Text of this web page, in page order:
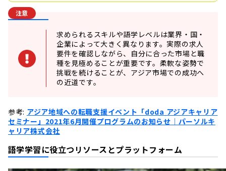
注意
求められるスキルや語学レベルは業界・国・
企業によって大きく異なります。実際の求人
要件を確認しながら、自分に合った市場と職
種を見極めることが重要です。柔軟な姿勢で
挑戦を続けることが、アジア市場での成功へ
の近道です。
参考: アジア地域への転職支援イベント「doda アジアキャリア
セミナー」2021年6月開催プログラムのお知らせ｜パーソルキ
ャリア株式会社
語学学習に役立つリソースとプラットフォーム